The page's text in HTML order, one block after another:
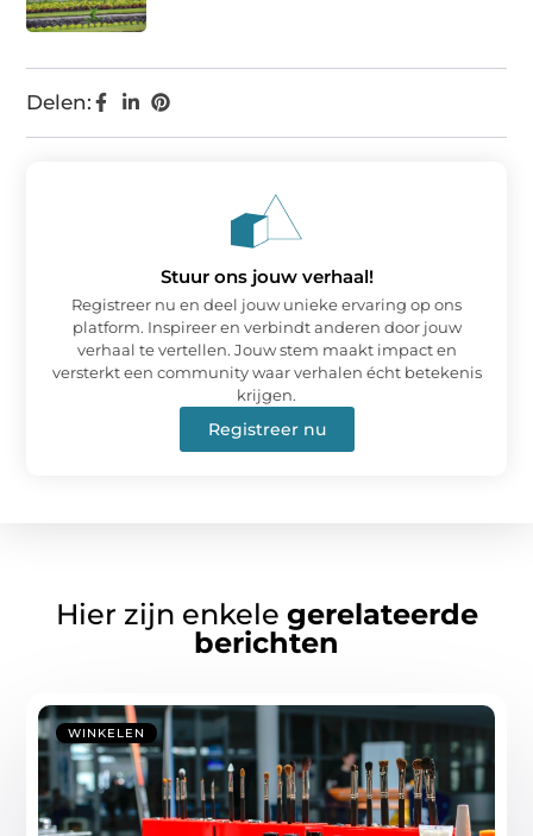
Delen:
Stuur ons jouw verhaal!
Registreer nu en deel jouw unieke ervaring op ons
platform. Inspireer en verbindt anderen door jouw
verhaal te vertellen. Jouw stem maakt impact en
versterkt een community waar verhalen écht betekenis
krijgen.
Registreer nu
Hier zijn enkele gerelateerde
berichten
WINKELEN